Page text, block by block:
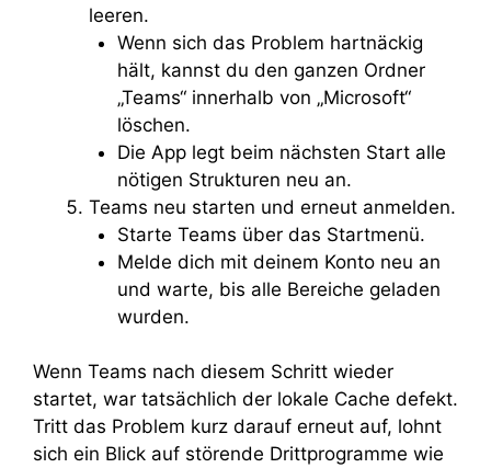
leeren.
Wenn sich das Problem hartnäckig
hält, kannst du den ganzen Ordner
„Teams“ innerhalb von „Microsoft“
löschen.
Die App legt beim nächsten Start alle
nötigen Strukturen neu an.
Teams neu starten und erneut anmelden.
Starte Teams über das Startmenü.
Melde dich mit deinem Konto neu an
und warte, bis alle Bereiche geladen
wurden.
Wenn Teams nach diesem Schritt wieder
startet, war tatsächlich der lokale Cache defekt.
Tritt das Problem kurz darauf erneut auf, lohnt
sich ein Blick auf störende Drittprogramme wie